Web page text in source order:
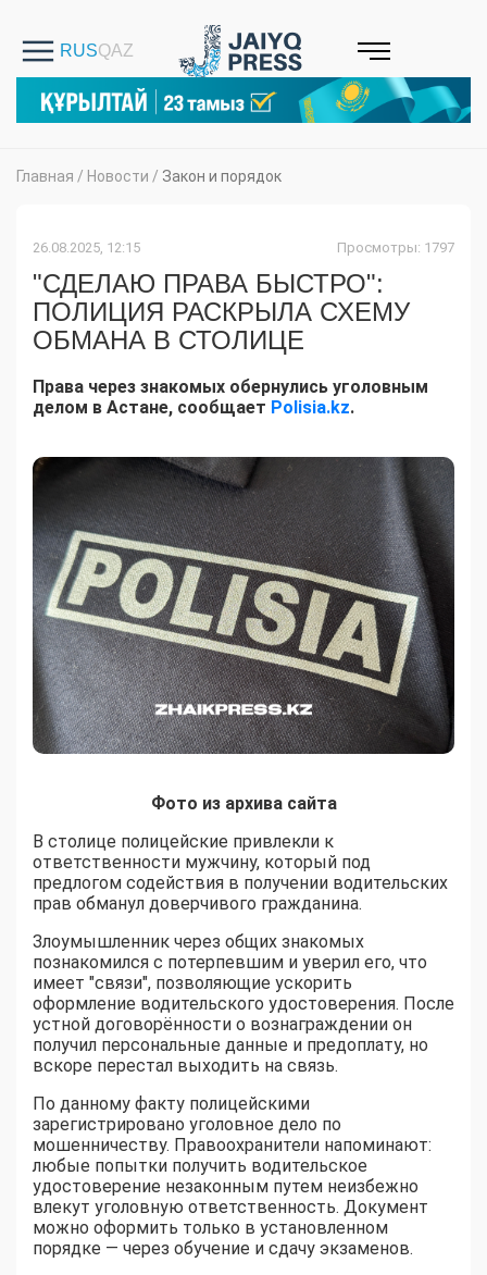
Главная / Новости / Закон и порядок
26.08.2025, 12:15 Просмотры: 1797
"СДЕЛАЮ ПРАВА БЫСТРО":
ПОЛИЦИЯ РАСКРЫЛА СХЕМУ
ОБМАНА В СТОЛИЦЕ
Права через знакомых обернулись уголовным
делом в Астане, сообщает Polisia.kz.
Фото из архива сайта
В столице полицейские привлекли к
ответственности мужчину, который под
предлогом содействия в получении водительских
прав обманул доверчивого гражданина.
Злоумышленник через общих знакомых
познакомился с потерпевшим и уверил его, что
имеет "связи", позволяющие ускорить
оформление водительского удостоверения. После
устной договорённости о вознаграждении он
получил персональные данные и предоплату, но
вскоре перестал выходить на связь.
По данному факту полицейскими
зарегистрировано уголовное дело по
мошенничеству. Правоохранители напоминают:
любые попытки получить водительское
удостоверение незаконным путем неизбежно
влекут уголовную ответственность. Документ
можно оформить только в установленном
порядке — через обучение и сдачу экзаменов.